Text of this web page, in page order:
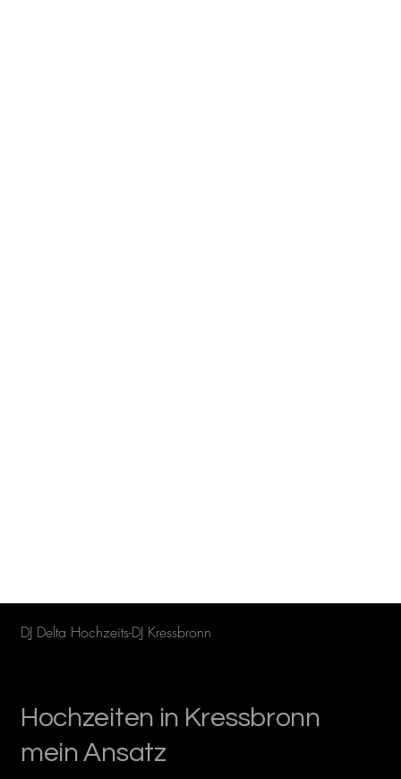
DJ Delta Hochzeits-DJ Kressbronn
Hochzeiten in Kressbronn
mein Ansatz